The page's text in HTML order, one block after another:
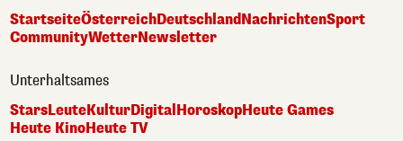
StartseiteÖsterreichDeutschlandNachrichtenSport
CommunityWetterNewsletter
Unterhaltsames
StarsLeuteKulturDigitalHoroskopHeute Games
Heute KinoHeute TV